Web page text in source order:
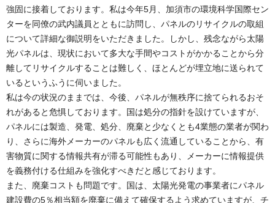
強固に接着しております。私は今年5月、加須市の環境科学国際セン
ターを同僚の武内議員とともに訪問し、パネルのリサイクルの取組
について詳細な御説明をいただきました。しかし、残念ながら太陽
光パネルは、現状において多大な手間やコストがかかることから分
離してリサイクルすることは難しく、ほとんどが埋立地に送られて
いるというふうに伺いました。
私は今の状況のままでは、今後、パネルが無秩序に捨てられるおそ
れがあると危惧しております。国は処分の指針を設けていますが、
パネルには製造、発電、処分、廃棄と少なくとも4業態の業者が関わ
り、さらに海外メーカーのパネルも広く流通していることから、有
害物質に関する情報共有が滞る可能性もあり、メーカーに情報提供
を義務付ける仕組みを強化すべきだと感じております。
また、廃棄コストも問題です。国は、太陽光発電の事業者にパネル
建設費の5％相当額を廃棄に備えて確保するよう求めていますが、チ